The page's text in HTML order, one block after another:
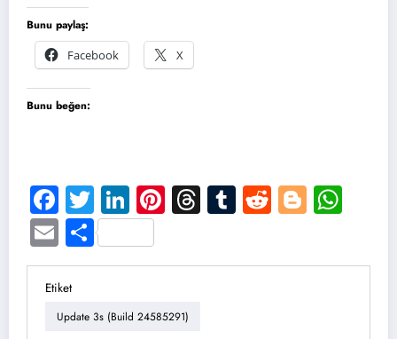
Bunu paylaş:
Facebook
X
Bunu beğen:
Facebook
TwitterLinkedIn
Pinterest
Threads
Tumblr
Reddit
EmailShare
Etiket
Update 3s (Build 24585291)